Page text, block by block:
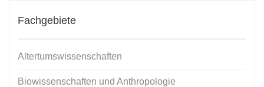
Fachgebiete
Altertumswissenschaften
Biowissenschaften und Anthropologie